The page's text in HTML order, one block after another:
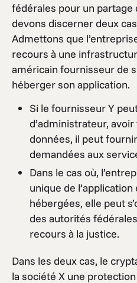
fédérales pour un partage
devons discerner deux
Admettons que
recours à une
américain fournisseur de
héberger son application.
Si le fournisseur Y
d’administrateur,
données, il peut
demandées aux
Dans le cas où,
unique de
hébergées, elle peut
des autorités
recours à la justice.
Dans les deux cas, le
la société X une